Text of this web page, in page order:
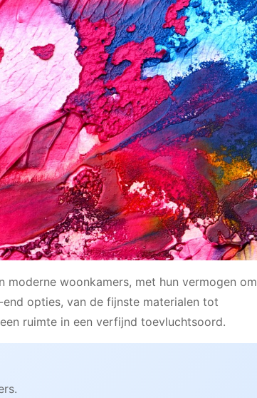
woonkamers, met hun vermogen om
opties, van de fijnste materialen tot
ruimte in een verfijnd toevluchtsoord.